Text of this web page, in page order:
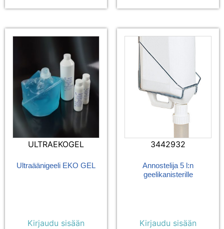
ULTRAEKOGEL
Ultraäänigeeli EKO GEL
Kirjaudu sisään
3442932
Annostelija 5 l:n
geelikanisterille
Kirjaudu sisään